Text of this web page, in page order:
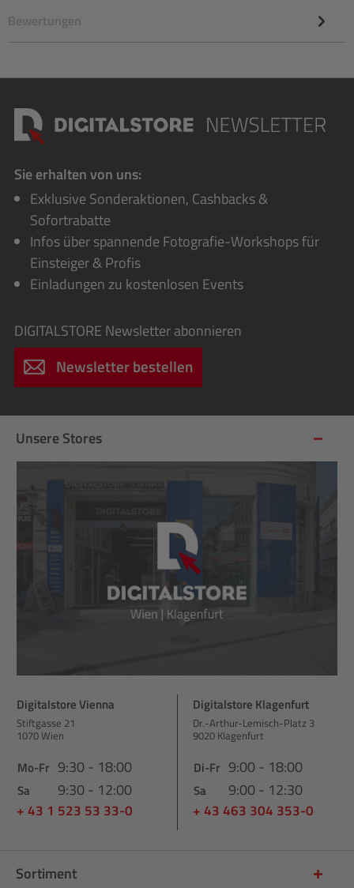
Bewertungen
Sie erhalten von uns:
Exklusive Sonderaktionen, Cashbacks &
Sofortrabatte
Infos über spannende Fotografie-Workshops für
Einsteiger & Profis
Einladungen zu kostenlosen Events
DIGITALSTORE Newsletter abonnieren
Newsletter bestellen
Unsere Stores
Digitalstore Vienna
Stiftgasse 21
1070 Wien
Mo-Fr 9:30 - 18:00
Sa 9:30 - 12:00
+ 43 1 523 53 33-0
Digitalstore Klagenfurt
Dr.-Arthur-Lemisch-Platz 3
9020 Klagenfurt
Di-Fr 9:00 - 18:00
Sa 9:00 - 12:30
+ 43 463 304 353-0
Sortiment